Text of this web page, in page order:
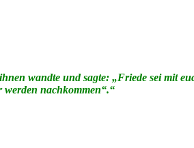
wandte und sagte: „Friede sei mit
nachkommen“.“